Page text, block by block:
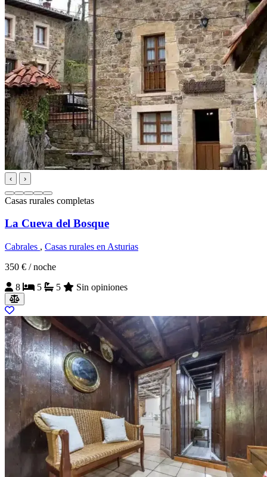
‹ ›
Casas rurales completas
La Cueva del Bosque
Cabrales , Casas rurales en Asturias
350 € / noche
8
5 5 Sin opiniones